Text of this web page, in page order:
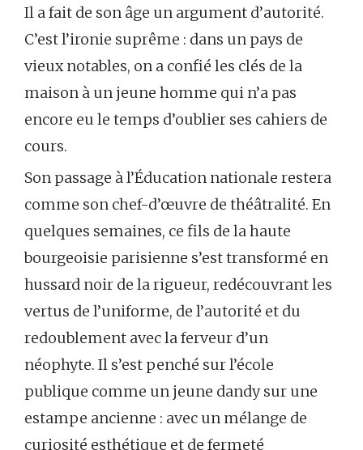
Il a fait de son âge un argument d’autorité.
C’est l’ironie suprême : dans un pays de
vieux notables, on a confié les clés de la
maison à un jeune homme qui n’a pas
encore eu le temps d’oublier ses cahiers de
cours.
Son passage à l’Éducation nationale restera
comme son chef-d’œuvre de théâtralité. En
quelques semaines, ce fils de la haute
bourgeoisie parisienne s’est transformé en
hussard noir de la rigueur, redécouvrant les
vertus de l’uniforme, de l’autorité et du
redoublement avec la ferveur d’un
néophyte. Il s’est penché sur l’école
publique comme un jeune dandy sur une
estampe ancienne : avec un mélange de
curiosité esthétique et de fermeté